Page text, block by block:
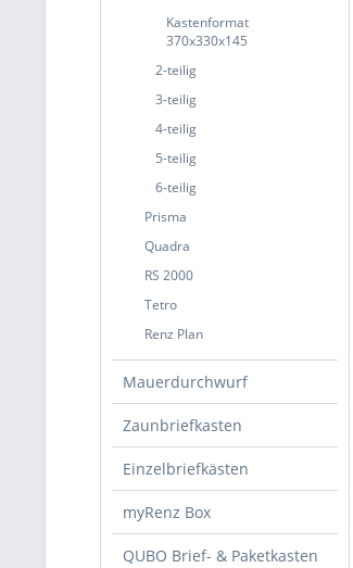
Kastenformat
370x330x145
2-teilig
3-teilig
4-teilig
5-teilig
6-teilig
Prisma
Quadra
RS 2000
Tetro
Renz Plan
Mauerdurchwurf
Zaunbriefkasten
Einzelbriefkästen
myRenz Box
QUBO Brief- & Paketkasten